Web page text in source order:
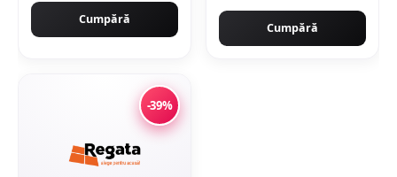
Cumpără
Cumpără
-39%